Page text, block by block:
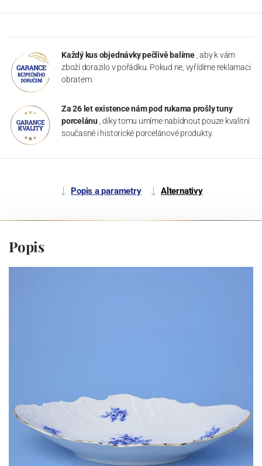
Každý kus objednávky pečlivě balíme , aby k vám
zboží dorazilo v pořádku. Pokud ne, vyřídíme reklamaci
obratem.
Za 26 let existence nám pod rukama prošly tuny
porcelánu , díky tomu umíme nabídnout pouze kvalitní
současné i historické porcelánové produkty.
Popis a parametry Alternativy
Popis